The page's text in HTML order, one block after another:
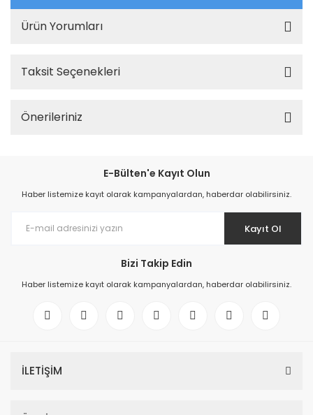
Ürün Yorumları
Taksit Seçenekleri
Önerileriniz
E-Bülten'e Kayıt Olun
Haber listemize kayıt olarak kampanyalardan, haberdar olabilirsiniz.
Kayıt Ol
Bizi Takip Edin
Haber listemize kayıt olarak kampanyalardan, haberdar olabilirsiniz.
İLETİŞİM